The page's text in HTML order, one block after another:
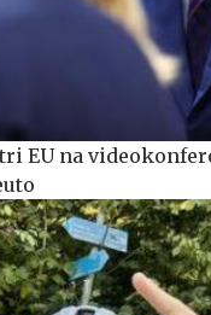
EU na